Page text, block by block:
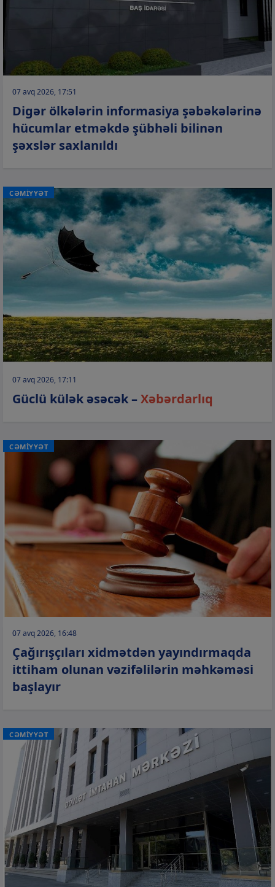
07 avq 2026, 17:51
Digər ölkələrin informasiya şəbəkələrinə
hücumlar etməkdə şübhəli bilinən
şəxslər saxlanıldı
CƏMİYYƏT
07 avq 2026, 17:11
Güclü külək əsəcək –Xəbərdarlıq
CƏMİYYƏT
07 avq 2026, 16:48
Çağırışçıları xidmətdən yayındırmaqda
ittiham olunan vəzifəlilərin məhkəməsi
başlayır
CƏMİYYƏT